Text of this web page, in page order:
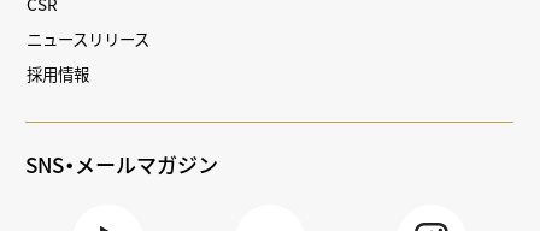
ニュースリリース
採用情報
SNS・メールマガジン